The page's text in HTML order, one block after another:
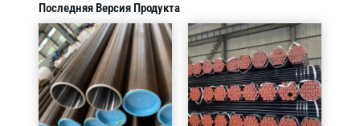
Последняя Версия Продукта